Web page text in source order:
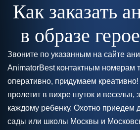
Как заказать
в образе
Звоните по указанным на сайте
AnimatorBest контактным номерам
оперативно, придумаем
пролетит в вихре шуток и веселья,
каждому ребенку. Охотно приедем
сады или школы Москвы и